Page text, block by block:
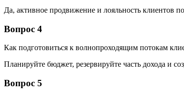
Да, активное продвижение и лояльность клиентов
Вопрос 4
Как подготовиться к волнопроходящим потокам
Планируйте бюджет, резервируйте часть дохода и
Вопрос 5